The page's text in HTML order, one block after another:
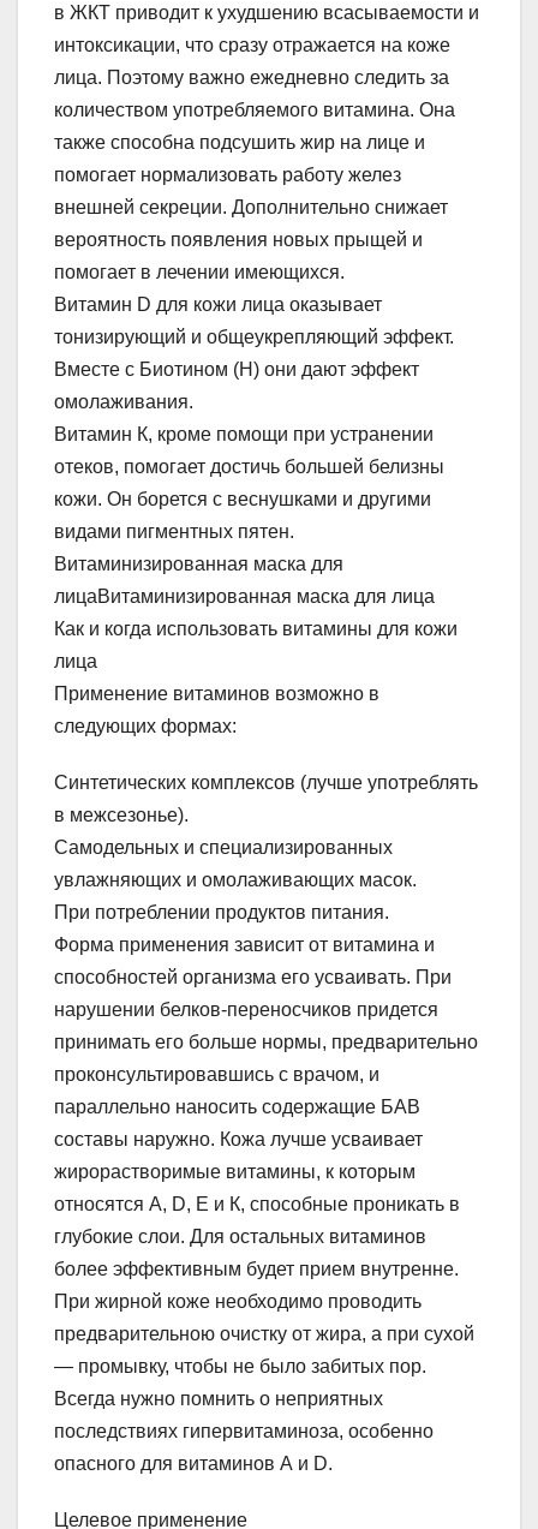
в ЖКТ приводит к ухудшению всасываемости и
интоксикации, что сразу отражается на коже
лица. Поэтому важно ежедневно следить за
количеством употребляемого витамина. Она
также способна подсушить жир на лице и
помогает нормализовать работу желез
внешней секреции. Дополнительно снижает
вероятность появления новых прыщей и
помогает в лечении имеющихся.
Витамин D для кожи лица оказывает
тонизирующий и общеукрепляющий эффект.
Вместе с Биотином (Н) они дают эффект
омолаживания.
Витамин К, кроме помощи при устранении
отеков, помогает достичь большей белизны
кожи. Он борется с веснушками и другими
видами пигментных пятен.
Витаминизированная маска для
лицаВитаминизированная маска для лица
Как и когда использовать витамины для кожи
лица
Применение витаминов возможно в
следующих формах:
Синтетических комплексов (лучше употреблять
в межсезонье).
Самодельных и специализированных
увлажняющих и омолаживающих масок.
При потреблении продуктов питания.
Форма применения зависит от витамина и
способностей организма его усваивать. При
нарушении белков-переносчиков придется
принимать его больше нормы, предварительно
проконсультировавшись с врачом, и
параллельно наносить содержащие БАВ
составы наружно. Кожа лучше усваивает
жирорастворимые витамины, к которым
относятся А, D, Е и К, способные проникать в
глубокие слои. Для остальных витаминов
более эффективным будет прием внутренне.
При жирной коже необходимо проводить
предварительною очистку от жира, а при сухой
— промывку, чтобы не было забитых пор.
Всегда нужно помнить о неприятных
последствиях гипервитаминоза, особенно
опасного для витаминов А и D.
Целевое применение